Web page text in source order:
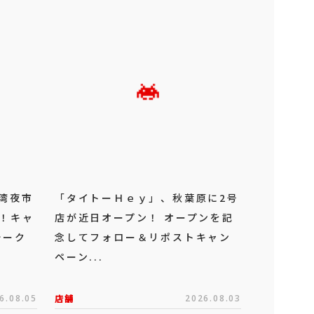
夜市
キャ
ク
「タイトーＨｅｙ」、秋葉原に2号
店が近日オープン！ オープンを記
念してフォロー＆リポストキャン
ペーン...
店舗 2026.08.03